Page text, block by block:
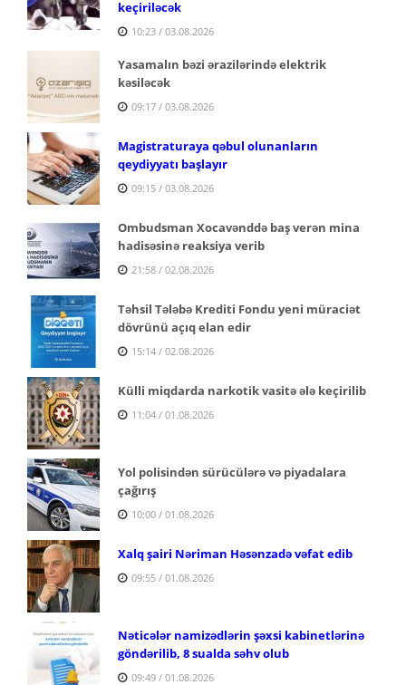
keçiriləcək
10:23 / 03.08.2026
Yasamalın bəzi ərazilərində elektrik
kəsiləcək
09:17 / 03.08.2026
Magistraturaya qəbul olunanların
qeydiyyatı başlayır
09:15 / 03.08.2026
Ombudsman Xocavənddə baş verən mina
hadisəsinə reaksiya verib
21:58 / 02.08.2026
Təhsil Tələbə Krediti Fondu yeni müraciət
dövrünü açıq elan edir
15:14 / 02.08.2026
Külli miqdarda narkotik vasitə ələ keçirilib
11:04 / 01.08.2026
Yol polisindən sürücülərə və piyadalara
çağırış
10:00 / 01.08.2026
Xalq şairi Nəriman Həsənzadə vəfat edib
09:55 / 01.08.2026
Nəticələr namizədlərin şəxsi kabinetlərinə
göndərilib, 8 sualda səhv olub
09:49 / 01.08.2026